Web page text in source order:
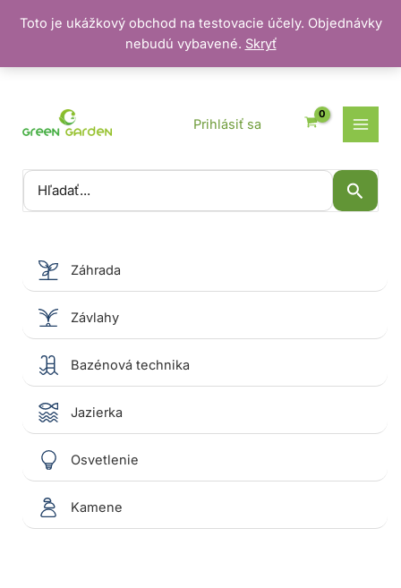
Toto je ukážkový obchod na testovacie účely. Objednávky
nebudú vybavené. Skryť
Vyhľadať:
Prihlásiť sa
Záhrada
Závlahy
Bazénová technika
Jazierka
Osvetlenie
Kamene